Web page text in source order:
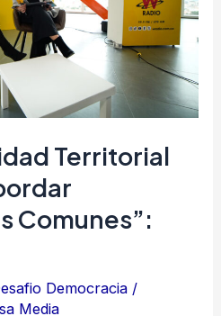
Territorial
Comunes”:
Democracia /
Media